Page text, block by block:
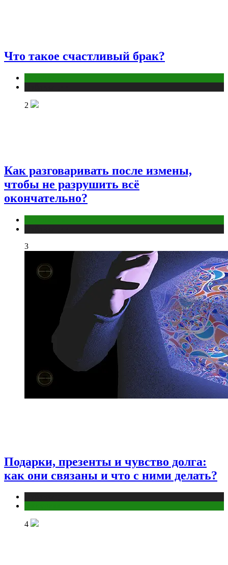
Что такое счастливый брак?
2
Как разговаривать после измены,
чтобы не разрушить всё
окончательно?
3
Подарки, презенты и чувство долга:
как они связаны и что с ними делать?
4